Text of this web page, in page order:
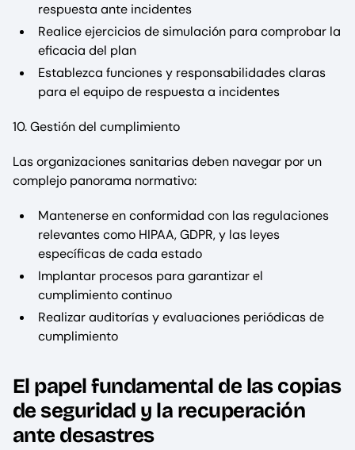
respuesta ante incidentes
Realice ejercicios de simulación para comprobar la
eficacia del plan
Establezca funciones y responsabilidades claras
para el equipo de respuesta a incidentes
10. Gestión del cumplimiento
Las organizaciones sanitarias deben navegar por un
complejo panorama normativo:
Mantenerse en conformidad con las regulaciones
relevantes como HIPAA, GDPR, y las leyes
específicas de cada estado
Implantar procesos para garantizar el
cumplimiento continuo
Realizar auditorías y evaluaciones periódicas de
cumplimiento
El papel fundamental de las copias
de seguridad y la recuperación
ante desastres